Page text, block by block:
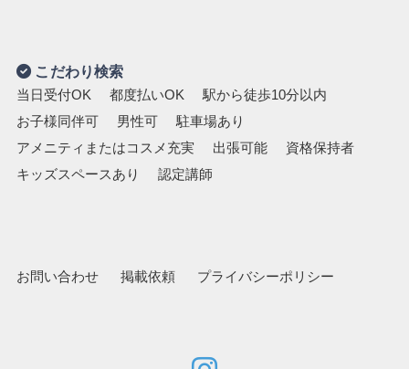
こだわり検索
当日受付OK 都度払いOK
駅から徒歩10分以内
お子様同伴可
男性可
駐車場あり
アメニティまたはコスメ充実
出張可能
資格保持者
キッズスペースあり
認定講師
お問い合わせ 掲載依頼 プライバシーポリシー